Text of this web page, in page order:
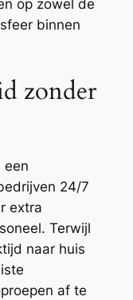
op zowel de
binnen
zonder
een
24/7
extra
Terwijl
naar huis
af te